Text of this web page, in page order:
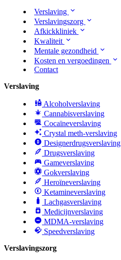
Verslaving
Verslavingszorg
Afkickkliniek
Kwaliteit
Mentale gezondheid
Kosten en vergoedingen
Contact
Verslaving
Alcoholverslaving
Cannabisverslaving
Cocaïneverslaving
Crystal meth-verslaving
Designerdrugsverslaving
Drugsverslaving
Gameverslaving
Gokverslaving
Heroïneverslaving
Ketamineverslaving
Lachgasverslaving
Medicijnverslaving
MDMA-verslaving
Speedverslaving
Verslavingszorg